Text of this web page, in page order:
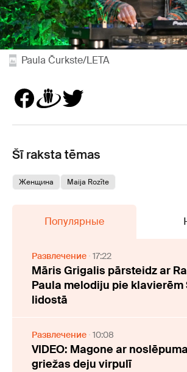
Paula Čurkste/LETA
Šī raksta tēmas
Женщина Maija Rozīte
Популярные
Развлечение 17:22
Māris Grigalis pārsteidz ar
Paula melodiju pie klavierēm
lidostā
Развлечение 10:08
VIDEO: Magone ar
griežas deju virpulī